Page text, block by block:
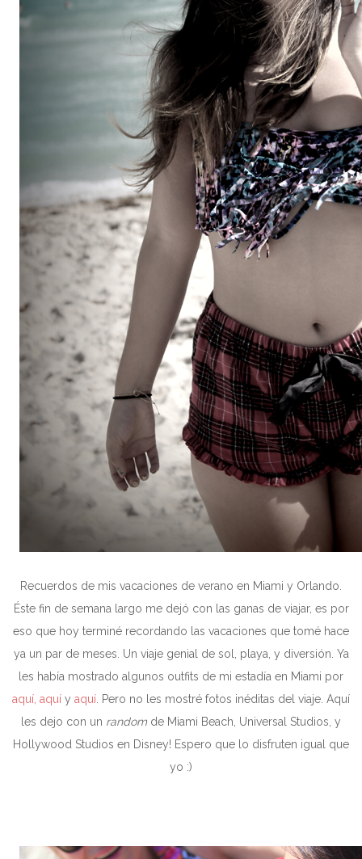
Recuerdos de mis vacaciones de verano en Miami y Orlando.
Éste fin de semana largo me dejó con las ganas de viajar, es por
eso que hoy terminé recordando las vacaciones que tomé hace
ya un par de meses. Un viaje genial de sol, playa, y diversión. Ya
les había mostrado algunos outfits de mi estadía en Miami por
aquí aquí y aquí . Pero no les mostré fotos inéditas del viaje. Aquí
les dejo con un random de Miami Beach, Universal Studios, y
Hollywood Studios en Disney! Espero que lo disfruten igual que
yo :)